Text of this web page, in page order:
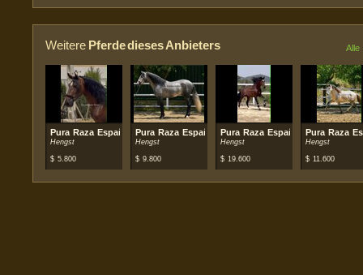
Weitere Pferde dieses Anbieters Alle
Pura Raza Española (PRE)
Hengst
$ 5.800
Pura Raza Española (PRE)
Hengst
$ 9.800
Pura Raza Española (PRE)
Hengst
$ 19.600
Pura Raza
Hengst
$ 11.600